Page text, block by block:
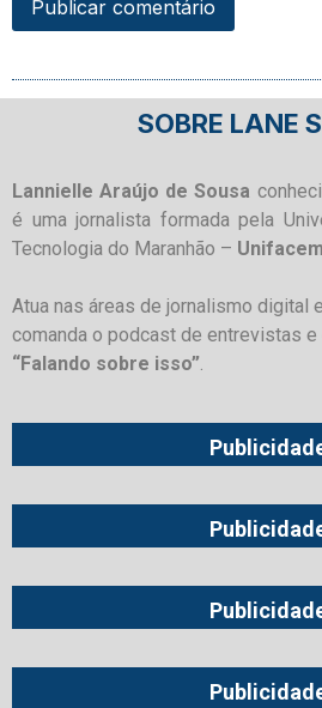
SOBRE LANE
Lannielle Araújo de Sousa
é uma jornalista formada pela
Tecnologia do Maranhão –
Atua nas áreas de jornalismo digital
comanda o podcast de entrevistas
“Falando sobre isso”.